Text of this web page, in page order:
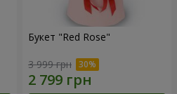
Букет "Red Rose"
3 999 грн